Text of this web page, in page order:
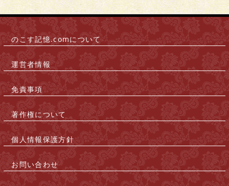
のこす記憶.comについて
運営者情報
免責事項
著作権について
個人情報保護方針
お問い合わせ